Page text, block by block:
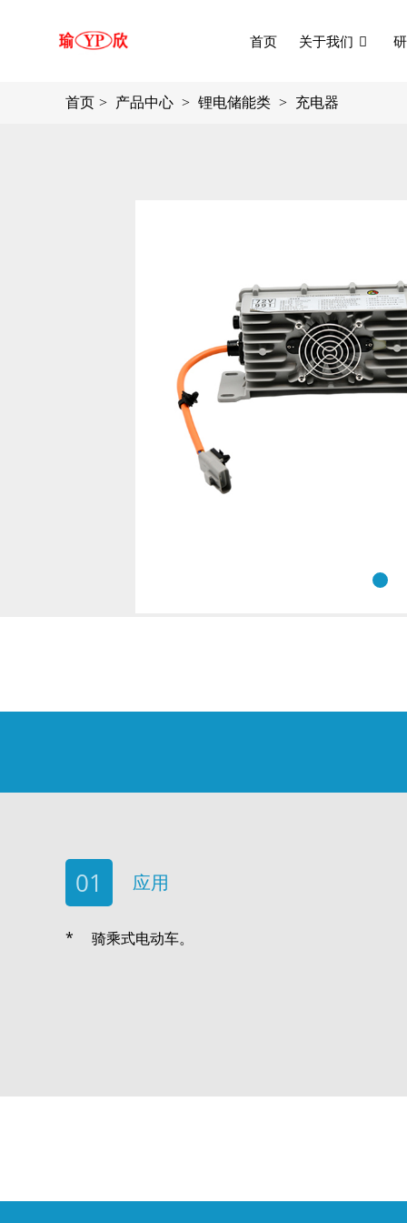
首页 关于我们
首页 产品中心 锂电储能类 充电器
01 应用
骑乘式电动车。